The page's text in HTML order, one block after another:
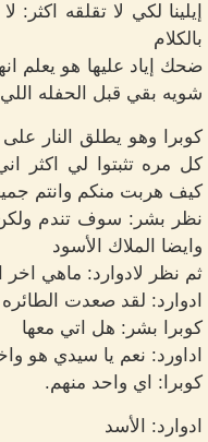
إيلينا لكي لا تقلقه
بالكلام
ضحك إياد عليها هو يعلم
شويه بقي قبل الحفله
كوبرا وهو يطلق النار
كل مره تثبتوا لي اكثر
كيف هربت منكم وانتم
نظر بشر: سوف تندم ولكن
وايضا الملاك الأسود
ثم نظر لادوارد: ماهي اخر
ادوارد: لقد صعدت الطائره
كوبرا بشر: هل اتي معها
اداورد: نعم يا سيدي هو
كوبرا: اي واحد منهم.
ادوارد: الأسد